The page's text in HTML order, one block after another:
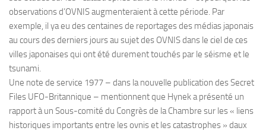
observations d’OVNIS augmenteraient à cette période. Par
exemple, il ya eu des centaines de reportages des médias japonais
au cours des derniers jours au sujet des OVNIS dans le ciel de ces
villes japonaises qui ont été durement touchés par le séisme et le
tsunami.
Une note de service 1977 – dans la nouvelle publication des Secret
Files UFO-Britannique – mentionnent que Hynek a présenté un
rapport à un Sous-comité du Congrès de la Chambre sur les « liens
historiques importants entre les ovnis et les catastrophes » daux